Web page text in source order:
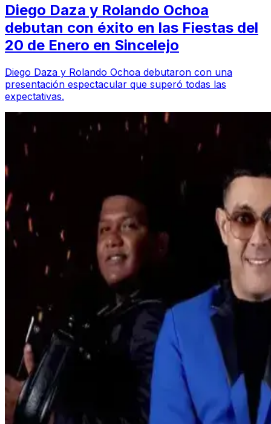
Diego Daza y Rolando Ochoa
debutan con éxito en las Fiestas del
20 de Enero en Sincelejo
Diego Daza y Rolando Ochoa debutaron con una
presentación espectacular que superó todas las
expectativas.